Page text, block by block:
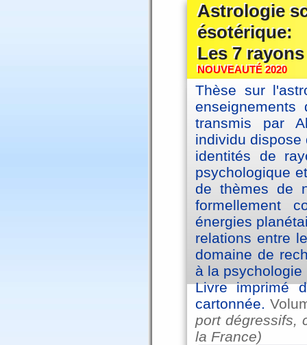
Astrologie
ésotérique:
Les 7
NOUVEAUTÉ 2020
Thèse sur
transmis par
individu
identités de
psychologique
de thèmes de
formellement
énergies
relations entre
domaine de
à la
Livre imprimé
cartonnée.
port dégressifs,
la France)